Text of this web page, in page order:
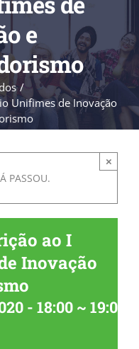
e
Unifimes de Inovação
PASSOU.
×
ao I
Inovação
- 18:00 ~ 19:00